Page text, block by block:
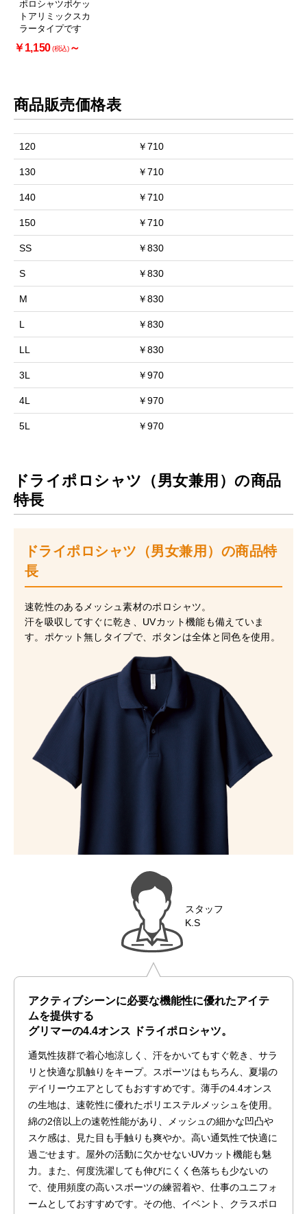
ポロシャツポケッ
トアリミックスカ
ラータイプです
￥1,150(税込)～
商品販売価格表
120 ￥710
130 ￥710
140 ￥710
150 ￥710
SS ￥830
S ￥830
M ￥830
L ￥830
LL ￥830
3L ￥970
4L ￥970
5L ￥970
ドライポロシャツ（男女兼用）の商品
特長
ドライポロシャツ（男女兼用）の商品特
長
速乾性のあるメッシュ素材のポロシャツ。
汗を吸収してすぐに乾き、UVカット機能も備えていま
す。ポケット無しタイプで、ボタンは全体と同色を使用。
スタッフ
K.S
アクティブシーンに必要な機能性に優れたアイテ
ムを提供する
グリマーの4.4オンス ドライポロシャツ。
通気性抜群で着心地涼しく、汗をかいてもすぐ乾き、サラ
リと快適な肌触りをキープ。スポーツはもちろん、夏場の
デイリーウエアとしてもおすすめです。薄手の4.4オンス
の生地は、速乾性に優れたポリエステルメッシュを使用。
綿の2倍以上の速乾性能があり、メッシュの細かな凹凸や
スケ感は、見た目も手触りも爽やか。高い通気性で快適に
過ごせます。屋外の活動に欠かせないUVカット機能も魅
力。また、何度洗濯しても伸びにくく色落ちも少ないの
で、使用頻度の高いスポーツの練習着や、仕事のユニフォ
ームとしておすすめです。その他、イベント、クラスポロ